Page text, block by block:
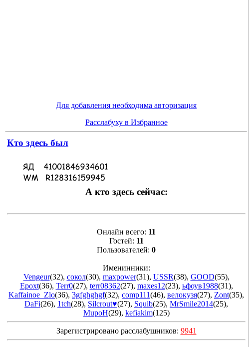
Для добавления необходима авторизация
Расслабуху в Избранное
Кто здесь был
А кто здесь сейчас:
Онлайн всего: 11
Гостей: 11
Пользователей: 0
Именинники:
Vengeur(32), сокол(30), maxpower(31), USSR(38), GOOD(55),
Epoxt(36), Terr0(27), terr08362(27), maxes12(23), ьфоув1988(31),
Kaffainoe_Zlo(36), 3gfghghgf(32), comp111(46), велокузя(27), Zont(35),
DaFi(26), 1tch(28), Silcrout♥(27), Squib(25), MrSmile2014(25),
MupoH(29), kefiakim(125)
Зарегистрировано расслабушников: 9941